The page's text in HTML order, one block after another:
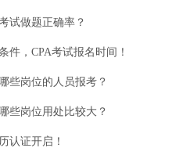
试做题正确率？
件，CPA考试报名时间！
些岗位的人员报考？
些岗位用处比较大？
认证开启！